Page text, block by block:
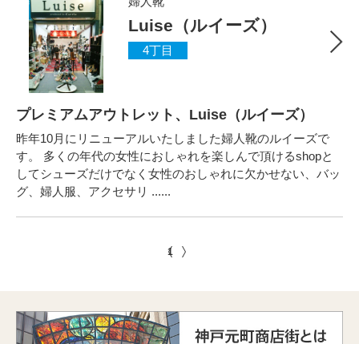
Luise（ルイーズ）
4丁目
プレミアムアウトレット、Luise（ルイーズ）
昨年10月にリニューアルいたしました婦人靴のルイーズで
す。 多くの年代の女性におしゃれを楽しんで頂けるshopと
してシューズだけでなく女性のおしゃれに欠かせない、バッ
グ、婦人服、アクセサリ ......
1